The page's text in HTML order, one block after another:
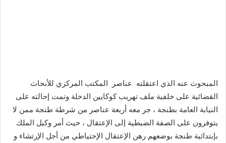
المبحوث عنه الذي اعتقلته عناصر المكتب المركزي للأبحاث
القضائية على خلفية ملف تهريب كوكايين الدخلة وتمت إحالته على
النيابة العامة بطنجة ، جر معه أربعة عناصر من شرطة طنجة ممن لا
يتوفرون على الصفة الضبطية إلى الإعتقال ، حيث أمر وكيل الملك
بإبتدائية طنجة بوضعهم رهن الإعتقال الإحتياطي من أجل الإرتشاء و